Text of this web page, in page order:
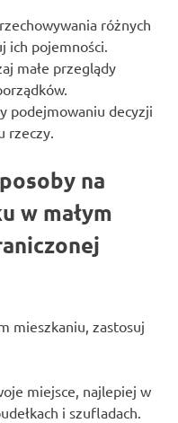
różnych
pojemności.
małe przeglądy
podejmowaniu decyzji
rzeczy.
na
w małym
mieszkaniu, zastosuj
miejsce, najlepiej w
i szufladach.